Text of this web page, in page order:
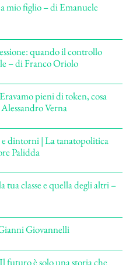
mio figlio – di Emanuele
quando il controllo
– di Franco Oriolo
pieni di token, cosa
Verna
dintorni | La tanatopolitica
Palidda
tua classe e quella degli altri –
Giovannelli
futuro è solo una storia che